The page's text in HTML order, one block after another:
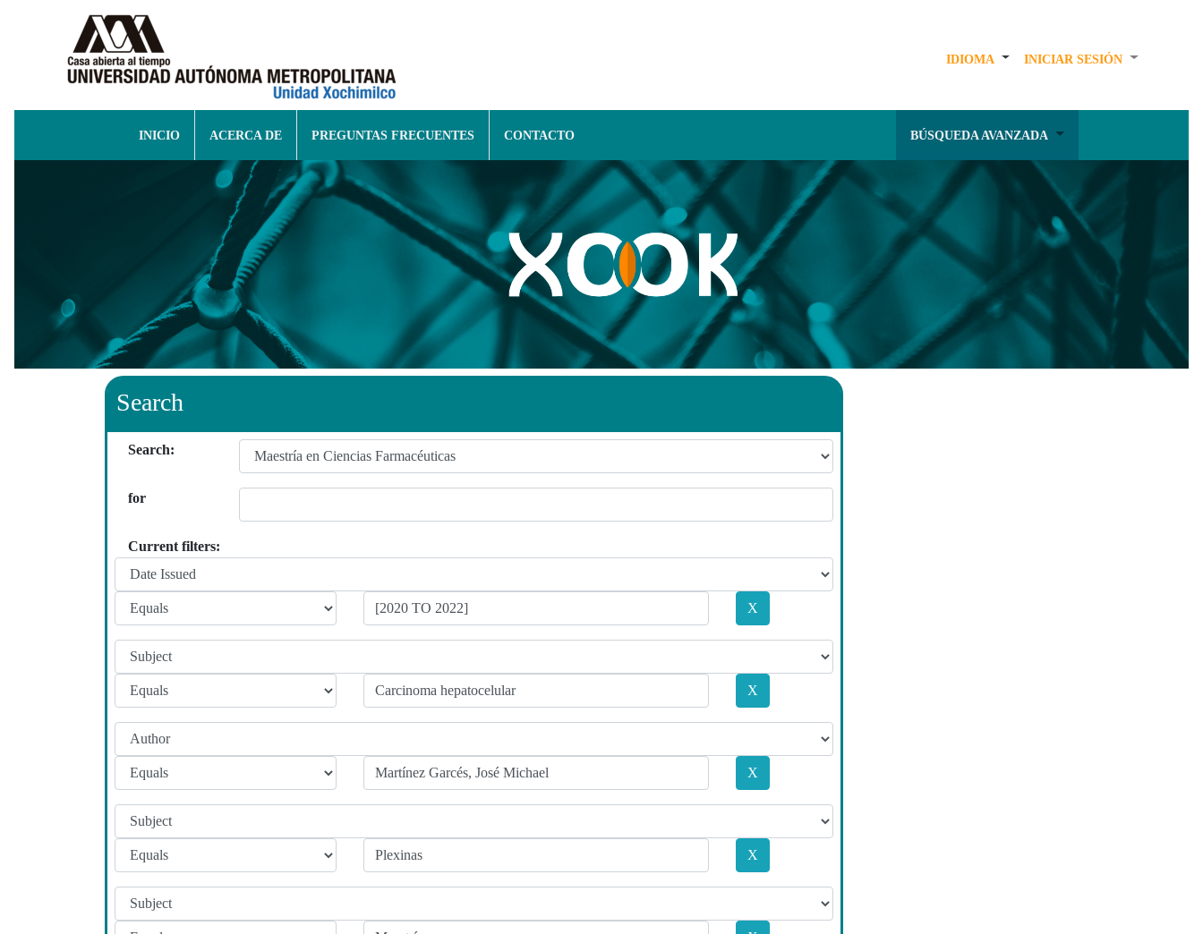
IDIOMA INICIAR SESIÓN
INICIO ACERCA DE PREGUNTAS FRECUENTES CONTACTO BÚSQUEDA AVANZADA
Search
Search:
for
Current filters: